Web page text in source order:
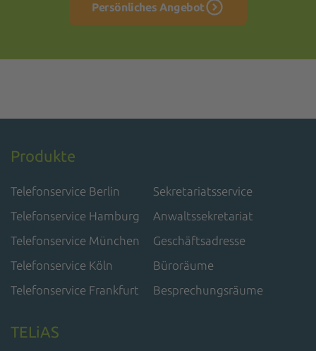
Persönliches Angebot
Produkte
Telefonservice Berlin
Telefonservice Hamburg
Telefonservice München
Telefonservice Köln
Telefonservice Frankfurt
Sekretariatsservice
Anwaltssekretariat
Geschäftsadresse
Büroräume
Besprechungsräume
TELiAS